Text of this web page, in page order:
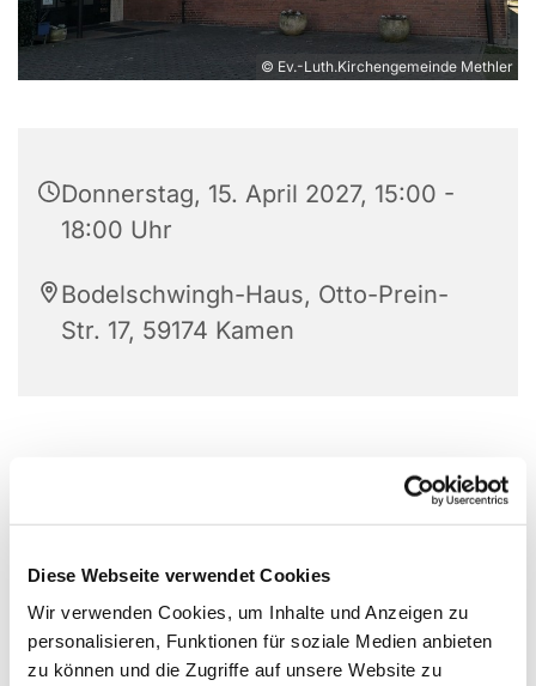
Diese Webseite verwendet Cookies
Wir verwenden Cookies, um Inhalte und Anzeigen zu
personalisieren, Funktionen für soziale Medien anbieten
zu können und die Zugriffe auf unsere Website zu
© Ev.-Luth.Kirchengemeinde Methler
Donnerstag, 15. April 2027, 15:00 -
18:00 Uhr
Bodelschwingh-Haus, Otto-Prein-
Str. 17, 59174 Kamen